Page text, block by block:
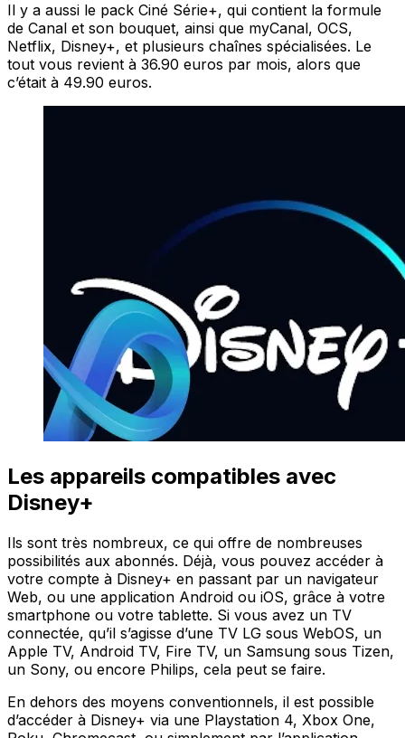
Il y a aussi le pack Ciné Série+, qui contient la formule
de Canal et son bouquet, ainsi que myCanal, OCS,
Netflix, Disney+, et plusieurs chaînes spécialisées. Le
tout vous revient à 36.90 euros par mois, alors que
c’était à 49.90 euros.
Les appareils compatibles avec
Disney+
Ils sont très nombreux, ce qui offre de nombreuses
possibilités aux abonnés. Déjà, vous pouvez accéder à
votre compte à Disney+ en passant par un navigateur
Web, ou une application Android ou iOS, grâce à votre
smartphone ou votre tablette. Si vous avez un TV
connectée, qu’il s’agisse d’une TV LG sous WebOS, un
Apple TV, Android TV, Fire TV, un Samsung sous Tizen,
un Sony, ou encore Philips, cela peut se faire.
En dehors des moyens conventionnels, il est possible
d’accéder à Disney+ via une Playstation 4, Xbox One,